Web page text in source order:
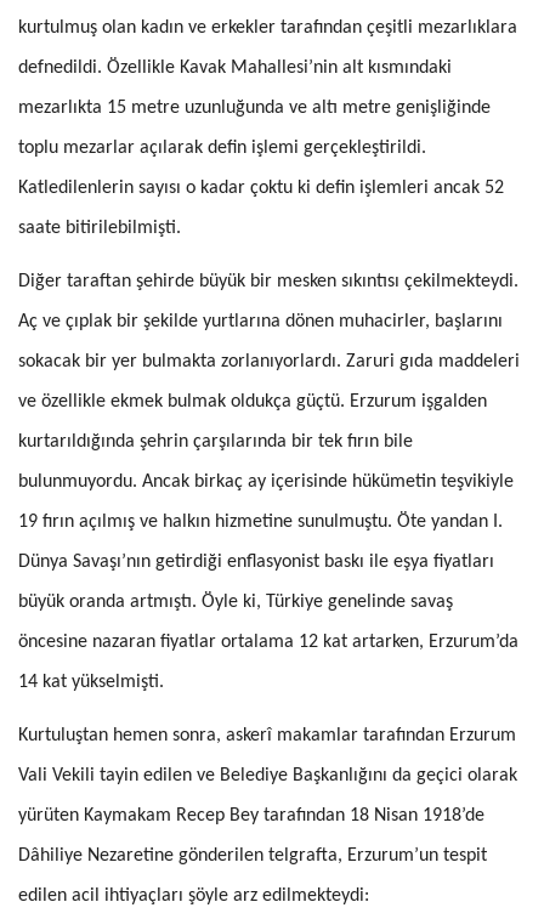
kurtulmuş olan kadın ve erkekler tarafından çeşitli mezarlıklara
defnedildi. Özellikle Kavak Mahallesi’nin alt kısmındaki
mezarlıkta 15 metre uzunluğunda ve altı metre genişliğinde
toplu mezarlar açılarak defin işlemi gerçek­leştirildi.
Katledilenlerin sayısı o kadar çoktu ki defin işlemleri ancak 52
saate bitirilebilmişti.
Diğer taraftan şehirde büyük bir mesken sıkıntısı çekilmekteydi.
Aç ve çıplak bir şekilde yurtlarına dönen muhacirler, başlarını
sokacak bir yer bulmakta zorlanıyorlardı. Zaruri gıda maddeleri
ve özellikle ekmek bulmak oldukça güçtü. Erzurum işgalden
kurtarıldığında şehrin çarşıla­rında bir tek fırın bile
bulunmuyordu. Ancak birkaç ay içerisinde hükü­metin teşvikiyle
19 fırın açılmış ve halkın hizmetine sunulmuştu. Öte yandan I.
Dünya Savaşı’nın getirdiği enflasyonist baskı ile eşya fiyatları
büyük oranda artmıştı. Öyle ki, Türkiye genelinde savaş
öncesine naza­ran fiyatlar ortalama 12 kat artarken, Erzurum’da
14 kat yükselmişti.
Kurtuluştan hemen sonra, askerî makamlar tarafından Erzurum
Vali Ve­kili tayin edilen ve Belediye Başkanlığını da geçici olarak
yürüten Kay­makam Recep Bey tarafından 18 Nisan 1918’de
Dâhiliye Nezaretine gönderilen telgrafta, Erzurum’un tespit
edilen acil ihtiyaçları şöyle arz edilmekteydi: